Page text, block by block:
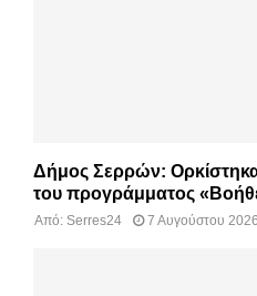
Δήμος Σερρών:
του προγράμματος
Από: Serres24 7 Αυγούστου 2026